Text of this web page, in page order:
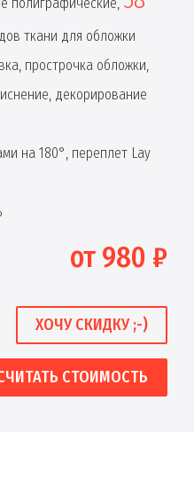
ткани для обложки
прострочка обложки,
декорирование
на 180°, переплет Lay
от 980 ₽
ХОЧУ СКИДКУ ;-)
СТОИМОСТЬ